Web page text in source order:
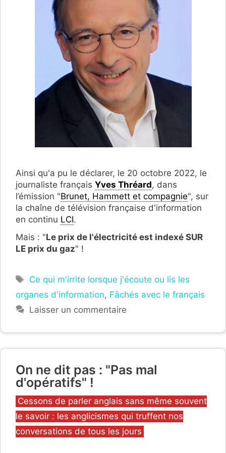
Ainsi qu'a pu le déclarer, le 20 octobre 2022, le
journaliste français Yves Thréard, dans
l’émission "Brunet, Hammett et compagnie", sur
la chaîne de télévision française d'information
en continu LCI.
Mais : "Le prix de l'électricité est indexé SUR
LE prix du gaz" !
Étiquettes
Ce qui m'irrite lorsque j'écoute ou lis les
organes d'information, Fâchés avec le français
Laisser un commentaire
On ne dit pas : "Pas mal
d'opératifs" !
Catégories
Cessons de parler anglais sans même souvent
le savoir : les anglicismes qui truffent nos
conversations de tous les jours